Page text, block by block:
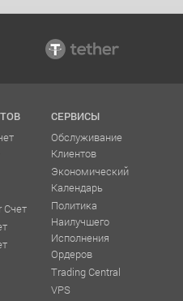
Счет
СЕРВИСЫ
Обслуживание
Клиентов
Экономический
Календарь
Политика
Наилучшего
Исполнения
Ордеров
Trading Central
VPS